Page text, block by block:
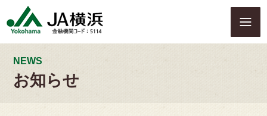
p
NEWS
お知らせ